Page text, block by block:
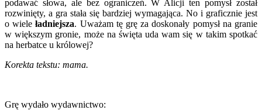
podawać słowa, ale bez ograniczeń. W Alicji ten pomysł został
rozwinięty, a gra stała się bardziej wymagająca. No i graficznie jest
o wieleładniejsza. Uważam tę grę za doskonały pomysł na granie
w większym gronie, może na święta uda wam się w takim spotkać
na herbatce u królowej?
Korekta tekstu: mama.
Grę wydało wydawnictwo: